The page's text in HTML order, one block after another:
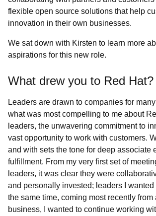
flexible open source solutions that help
innovation in their own businesses.
We sat down with Kirsten to learn more
aspirations for this new role.
What drew you to Red Hat?
Leaders are drawn to companies for
what was most compelling to me about
leaders, the unwavering commitment to
vast opportunity to work with customers.
and with sets the tone for deep associate
fulfillment. From my very first set of
leaders, it was clear they were
and personally invested; leaders I wanted
the same time, coming most recently from
business, I wanted to continue working